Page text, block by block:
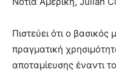
Πιστεύει ότι ο
πραγματική
αποταμίευσης έναντι